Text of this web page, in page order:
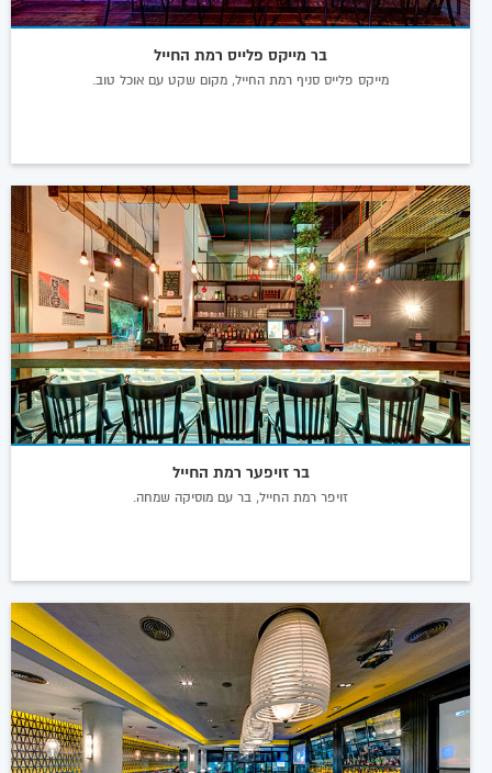
בר מייקס פלייס רמת החייל
מייקס פלייס סניף רמת החייל, מקום שקט עם אוכל טוב.
בר זויפער רמת החייל
זויפר רמת החייל, בר עם מוסיקה שמחה.